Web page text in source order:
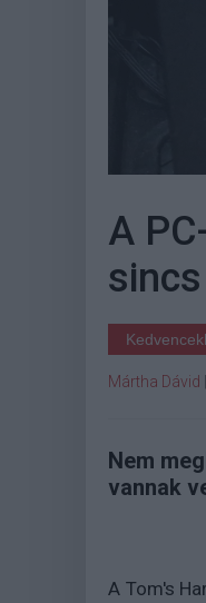
A
Mártha Dávid
Nem
vannak
A Tom's